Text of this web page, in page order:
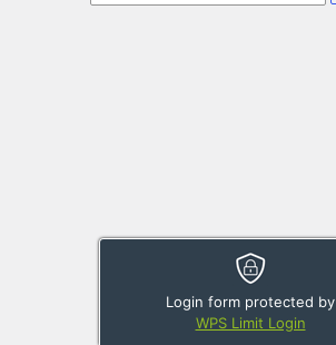
Login form protected by
WPS Limit Login